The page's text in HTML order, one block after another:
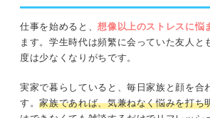
仕事を始めると、想像以上のストレスに悩
ます。学生時代は頻繁に会っていた友人と
度は少なくなりがちです。
実家で暮らしていると、毎日家族と顔を合
す。家族であれば、気兼ねなく悩みを打ち